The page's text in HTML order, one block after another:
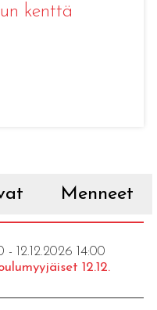
kenttä
Menneet
- 12.12.2026 14:00
12.12.